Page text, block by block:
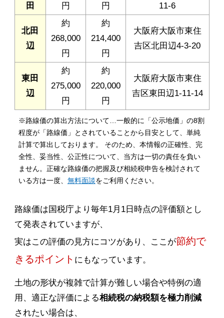
田
円
円
11-6
北田
辺
約
268,000
円
約
214,400
円
大阪府大阪市東住
吉区北田辺4-3-20
東田
辺
約
275,000
円
約
220,000
円
大阪府大阪市東住
吉区東田辺1-11-14
※路線価の算出方法について…一般的に「公示地価」の8割
程度が「路線価」とされていることから目安として、単純
計算で算出しております。 そのため、本情報の正確性、完
全性、妥当性、公正性について、当方は一切の責任を負い
ません。正確な路線価の把握及び相続税申告を検討されて
いる方は一度、 無料面談をご利用ください。
路線価は国税庁より毎年1月1日時点の評価額とし
て発表されていますが、
実はこの評価の見方にコツがあり、ここが節約で
きるポイント にもなっています。
土地の形状が複雑で計算が難しい場合や特例の適
用、適正な評価による相続税の納税額を極力削減
されたい場合は、